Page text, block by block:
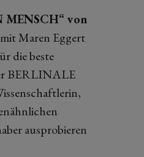
von
mit Maren Eggert
die beste
BERLINALE
ausprobieren